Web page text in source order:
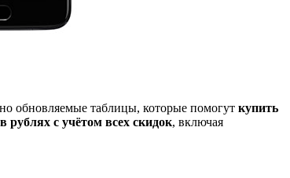
обновляемые таблицы, которые помогут купить
в рублях с учётом всех скидок, включая